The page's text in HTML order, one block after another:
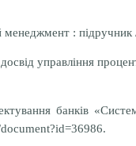
менеджмент :
управління
банків
document?id=36986.